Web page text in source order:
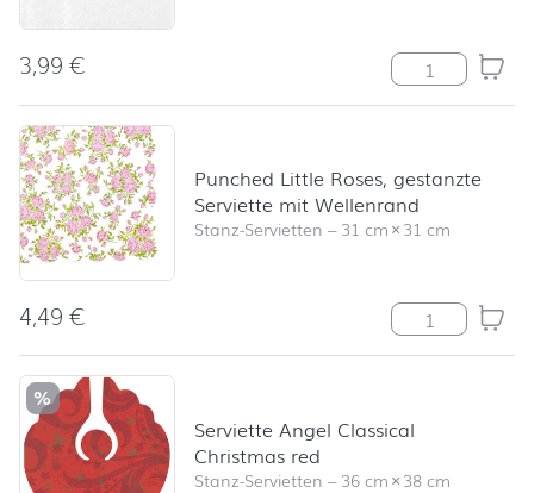
3,99€ Punched
Punched Little Roses, gestanzte
Serviette mit Wellenrand
Stanz-Servietten –31 cm×31 cm
4,49€ Punched Little
%
Serviette Angel Classical
Christmas red
Stanz-Servietten –36 cm×38 cm